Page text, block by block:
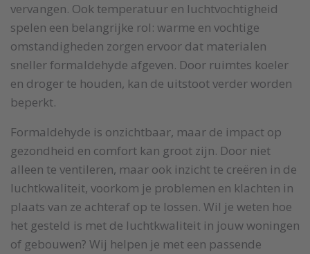
vervangen. Ook temperatuur en luchtvochtigheid
spelen een belangrijke rol: warme en vochtige
omstandigheden zorgen ervoor dat materialen
sneller formaldehyde afgeven. Door ruimtes koeler
en droger te houden, kan de uitstoot verder worden
beperkt.
Formaldehyde is onzichtbaar, maar de impact op
gezondheid en comfort kan groot zijn. Door niet
alleen te ventileren, maar ook inzicht te creëren in de
luchtkwaliteit, voorkom je problemen en klachten in
plaats van ze achteraf op te lossen. Wil je weten hoe
het gesteld is met de luchtkwaliteit in jouw woningen
of gebouwen? Wij helpen je met een passende